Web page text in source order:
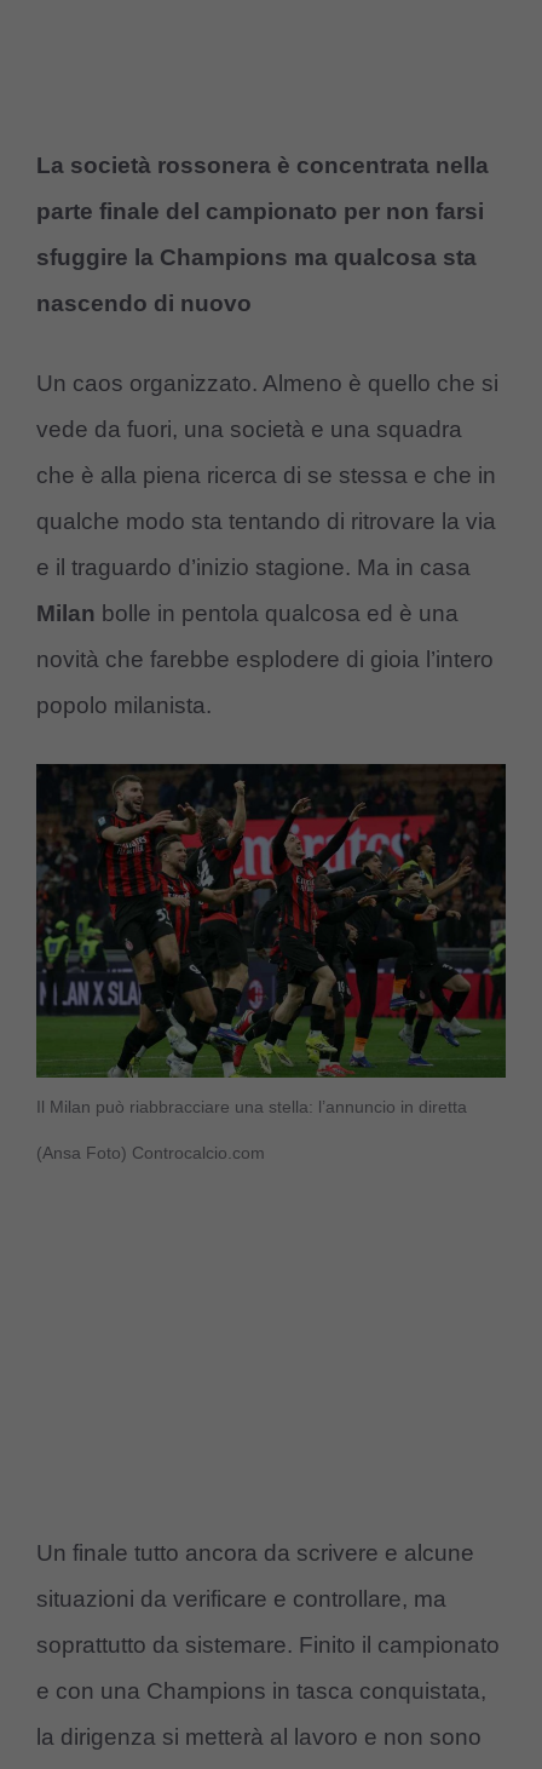
La società rossonera è concentrata nella
parte finale del campionato per non farsi
sfuggire la Champions ma qualcosa sta
nascendo di nuovo
Un caos organizzato. Almeno è quello che si
vede da fuori, una società e una squadra
che è alla piena ricerca di se stessa e che in
qualche modo sta tentando di ritrovare la via
e il traguardo d’inizio stagione. Ma in casa
Milan bolle in pentola qualcosa ed è una
novità che farebbe esplodere di gioia l’intero
popolo milanista.
Il Milan può riabbracciare una stella: l’annuncio in diretta
(Ansa Foto) Controcalcio.com
Un finale tutto ancora da scrivere e alcune
situazioni da verificare e controllare, ma
soprattutto da sistemare. Finito il campionato
e con una Champions in tasca conquistata,
la dirigenza si metterà al lavoro e non sono